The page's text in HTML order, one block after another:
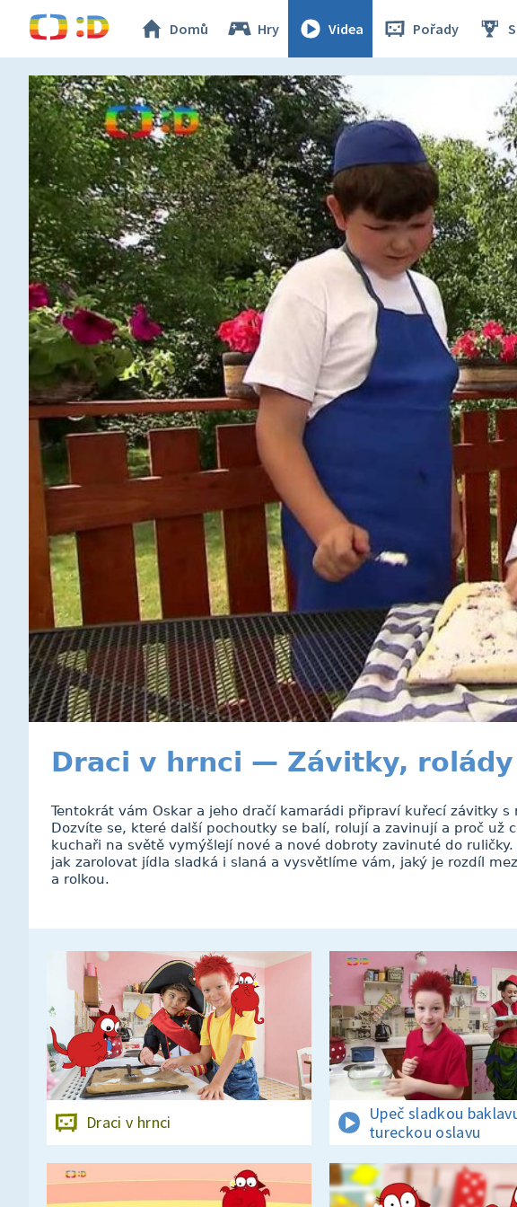
Domů Hry Videa Pořady
Draci v hrnci — Závitky,
Tentokrát vám Oskar a jeho dračí kamarádi připraví kuřecí závitky s
Dozvíte se, které další pochoutky se balí, rolují a zavinují a proč už
kuchaři na světě vymýšlejí nové a nové dobroty zavinuté do ruličky.
jak zarolovat jídla sladká i slaná a vysvětlíme vám, jaký je rozdíl
a rolkou.
Draci v hrnci
Upeč sladkou
tureckou oslavu